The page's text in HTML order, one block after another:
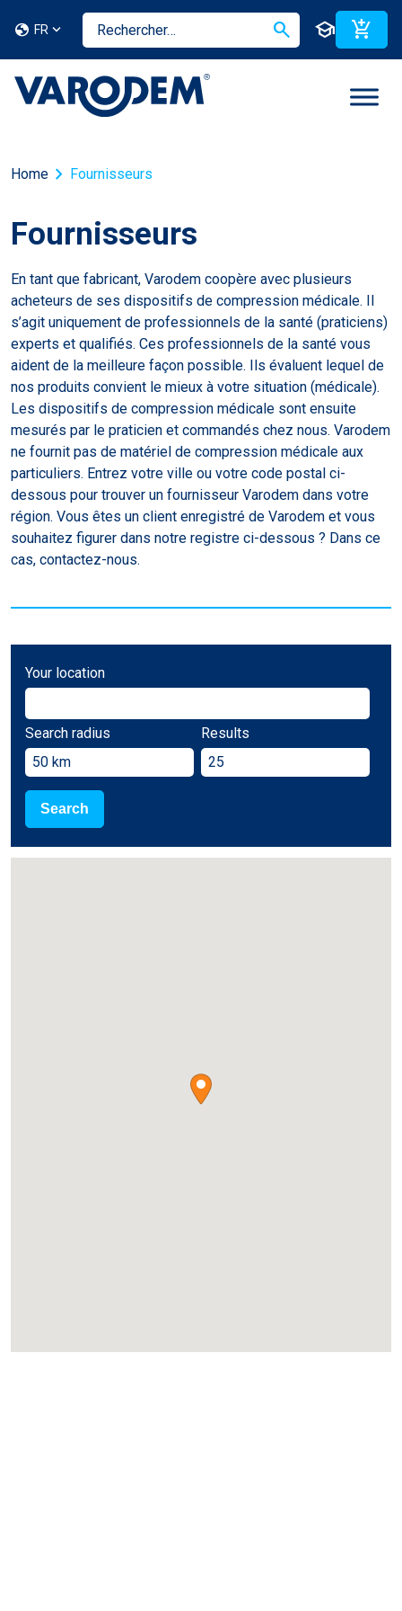
globe FR search school add_shopping_cart
Home chevron_right Fournisseurs
Fournisseurs
En tant que fabricant, Varodem coopère avec plusieurs
acheteurs de ses dispositifs de compression médicale. Il
s’agit uniquement de professionnels de la santé (praticiens)
experts et qualifiés. Ces professionnels de la santé vous
aident de la meilleure façon possible. Ils évaluent lequel de
nos produits convient le mieux à votre situation (médicale).
Les dispositifs de compression médicale sont ensuite
mesurés par le praticien et commandés chez nous. Varodem
ne fournit pas de matériel de compression médicale aux
particuliers. Entrez votre ville ou votre code postal ci-
dessous pour trouver un fournisseur Varodem dans votre
région. Vous êtes un client enregistré de Varodem et vous
souhaitez figurer dans notre registre ci-dessous ? Dans ce
cas, contactez-nous.
Your location
Search radius Results